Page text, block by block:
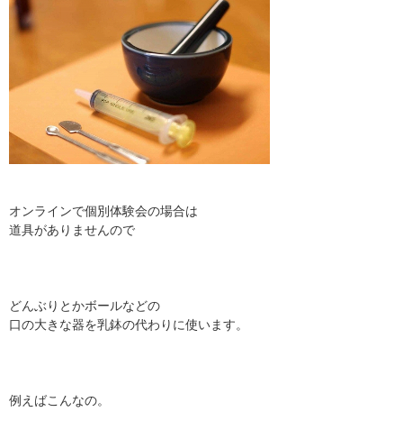
オンラインで個別体験会の場合は
道具がありませんので
どんぶりとかボールなどの
口の大きな器を乳鉢の代わりに使います。
例えばこんなの。